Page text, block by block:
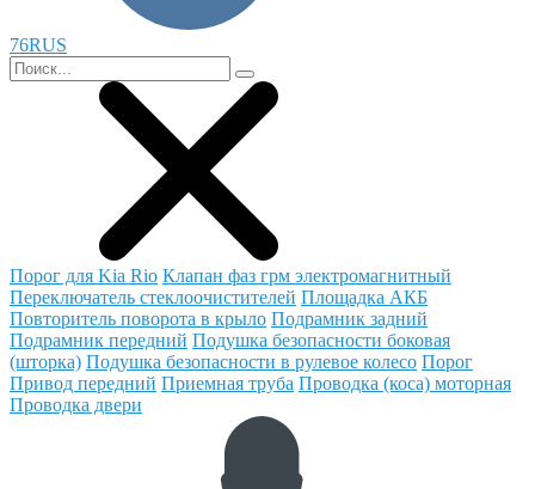
76RUS
Порог для Kia Rio Клапан фаз грм электромагнитный
Переключатель стеклоочистителей Площадка АКБ
Повторитель поворота в крыло Подрамник задний
Подрамник передний Подушка безопасности боковая
(шторка) Подушка безопасности в рулевое колесо Порог
Привод передний Приемная труба Проводка (коса) моторная
Проводка двери